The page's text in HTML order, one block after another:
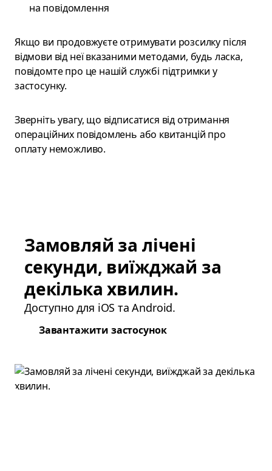
на повідомлення
Якщо ви продовжуєте отримувати розсилку після
відмови від неї вказаними методами, будь ласка,
повідомте про це нашій службі підтримки у
застосунку.
Зверніть увагу, що відписатися від отримання
операційних повідомлень або квитанцій про
оплату неможливо.
Замовляй за лічені
секунди, виїжджай за
декілька хвилин.
Доступно для iOS та Android.
Завантажити застосунок